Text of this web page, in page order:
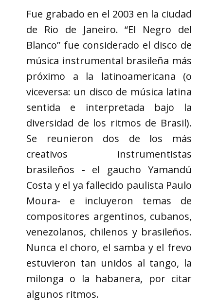
Fue grabado en el 2003 en la ciudad
de Rio de Janeiro. “El Negro del
Blanco” fue considerado el disco de
música instrumental brasileña más
próximo a la latinoamericana (o
viceversa: un disco de música latina
sentida e interpretada bajo la
diversidad de los ritmos de Brasil).
Se reunieron dos de los más
creativos instrumentistas
brasileños - el gaucho Yamandú
Costa y el ya fallecido paulista Paulo
Moura- e incluyeron temas de
compositores argentinos, cubanos,
venezolanos, chilenos y brasileños.
Nunca el choro, el samba y el frevo
estuvieron tan unidos al tango, la
milonga o la habanera, por citar
algunos ritmos.